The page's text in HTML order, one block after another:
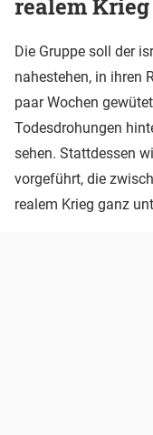
realem Krieg
Die Gruppe soll der
nahestehen, in ihren
paar Wochen
Todesdrohungen
sehen. Stattdessen
vorgeführt, die
realem Krieg ganz